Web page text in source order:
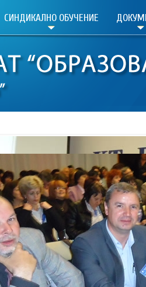
СИНДИКАЛНО ОБУЧЕНИЕ